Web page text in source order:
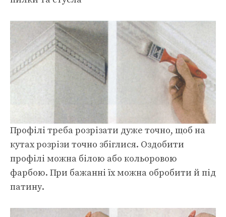
Профілі треба розрізати дуже точно, щоб на
кутах розрізи точно збіглися. Оздобити
профілі можна білою або кольоровою
фарбою. При бажанні їх можна обробити й під
патину.